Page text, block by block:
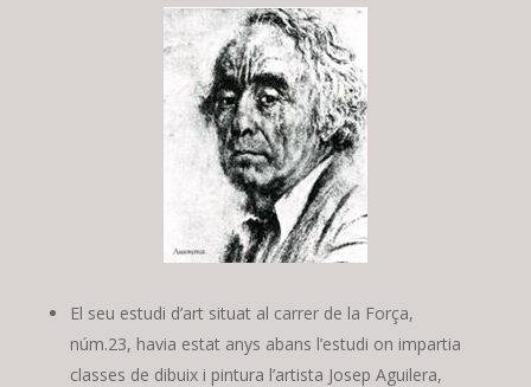
El seu estudi d’art situat al carrer de la Força,
núm.23, havia estat anys abans l’estudi on impartia
classes de dibuix i pintura l’artista Josep Aguilera,